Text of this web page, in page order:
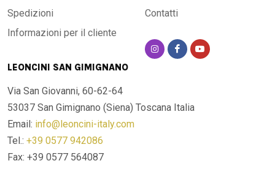
Spedizioni
Informazioni per il cliente
Contatti
LEONCINI SAN GIMIGNANO
Via San Giovanni, 60-62-64
53037 San Gimignano (Siena) Toscana Italia
Email: info@leoncini-italy.com
Tel.: +39 0577 942086
Fax: +39 0577 564087